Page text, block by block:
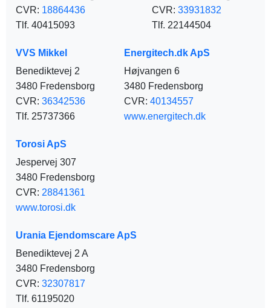
CVR: 18864436
Tlf. 40415093
CVR: 33931832
Tlf. 22144504
VVS Mikkel
Benediktevej 2
3480 Fredensborg
CVR: 36342536
Tlf. 25737366
Energitech.dk ApS
Højvangen 6
3480 Fredensborg
CVR: 40134557
www.energitech.dk
Torosi ApS
Jespervej 307
3480 Fredensborg
CVR: 28841361
www.torosi.dk
Urania Ejendomscare ApS
Benediktevej 2 A
3480 Fredensborg
CVR: 32307817
Tlf. 61195020